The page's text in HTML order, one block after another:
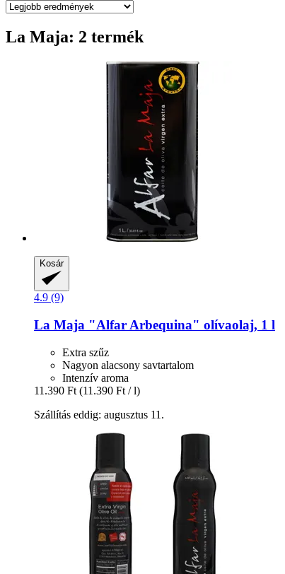
La Maja: 2 termék
Kosár
4.9 (9)
La Maja "Alfar Arbequina" olívaolaj, 1 l
Extra szűz
Nagyon alacsony savtartalom
Intenzív aroma
11.390 Ft (11.390 Ft / l)
Szállítás eddig: augusztus 11.